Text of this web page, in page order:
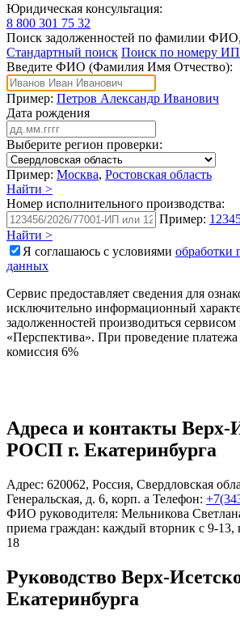
Юридическая консультация:
8 800 301 75 32
Поиск задолженностей по фамилии
Стандартный поиск Поиск по номеру ИП
Введите ФИО (Фамилия Имя Отчество):
Пример: Петров Александр Иванович
Дата рождения
Выберите регион проверки:
Пример: Москва, Ростовская область
Найти >
Номер исполнительного производства:
Пример:
Найти >
Я соглашаюсь с условиями обработки
данных
Сервис предоставляет сведения для
исключительно информационный
задолженностей производиться
«Перспектива». При проведение платежа
комиссия 6%
Адреса и контакты Верх-
РОСП г. Екатеринбурга
Адрес: 620062, Россия, Свердловская
Генеральская, д. 6, корп. а Телефон:
ФИО руководителя: Мельникова
приема граждан: каждый вторник с 9-13,
18
Руководство Верх-
Екатеринбурга